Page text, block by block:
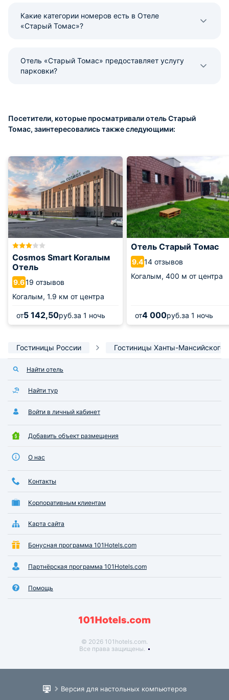
Какие категории номеров есть в Отеле
«Старый Томас»?
Отель «Старый Томас» предоставляет услугу
парковки?
Посетители, которые просматривали отель Старый
Томас, заинтересовались также следующими:
Cosmos Smart Когалым
Отель
9.619 отзывов
Когалым, 1.9 км от центра
от5 142,50руб.за 1 ночь
Отель Старый Томас
9.414 отзывов
Когалым, 400 м от центра
от4 000руб.за 1 ночь
Гостиницы России Гостиницы Ханты-Мансийского
Найти отель
Найти тур
Войти в личный кабинет
Добавить объект размещения
О нас
Контакты
Корпоративным клиентам
Карта сайта
Бонусная программа 101Hotels.com
Партнёрская программа 101Hotels.com
Помощь
© 2026 101hotels.com.
Все права защищены.
Версия для настольных компьютеров